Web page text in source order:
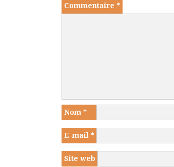
Commentaire *
Nom *
E-mail *
Site web